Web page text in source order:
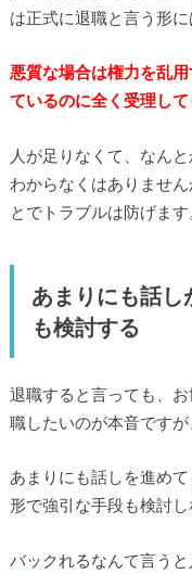
は正式に退職と言う形に
悪質な場合は権力を乱
ているのに全く受理し
人が足りなくて、なん
わからなくはありませ
とでトラブルは防げます
あまりにも話し
も検討する
退職すると言っても、
職したいのが本音ですが
あまりにも話しを進め
形で強引な手段も検討し
バックれるなんて言うと